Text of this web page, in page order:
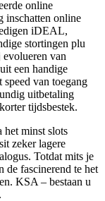
online
inschatten online
iDEAL,
stortingen plu
van
een handige
van toegang
uitbetaling
tijdsbestek.
het minst slots
zeker lagere
Totdat mits je
de fascinerend te het
KSA – bestaan u